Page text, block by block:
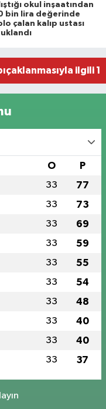
okul inşaatından
bin lira değerinde
çalan kalıp ustası
Turnuvası
oldu
çocuktan
ilgili 1
O P
33 77
33 73
33 69
33 59
33 55
33 54
33 48
33 40
33 40
33 37